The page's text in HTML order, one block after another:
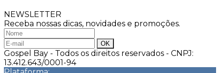
NEWSLETTER
Receba nossas dicas, novidades e promoções.
Gospel Bay - Todos os direitos reservados - CNPJ:
13.412.643/0001-94